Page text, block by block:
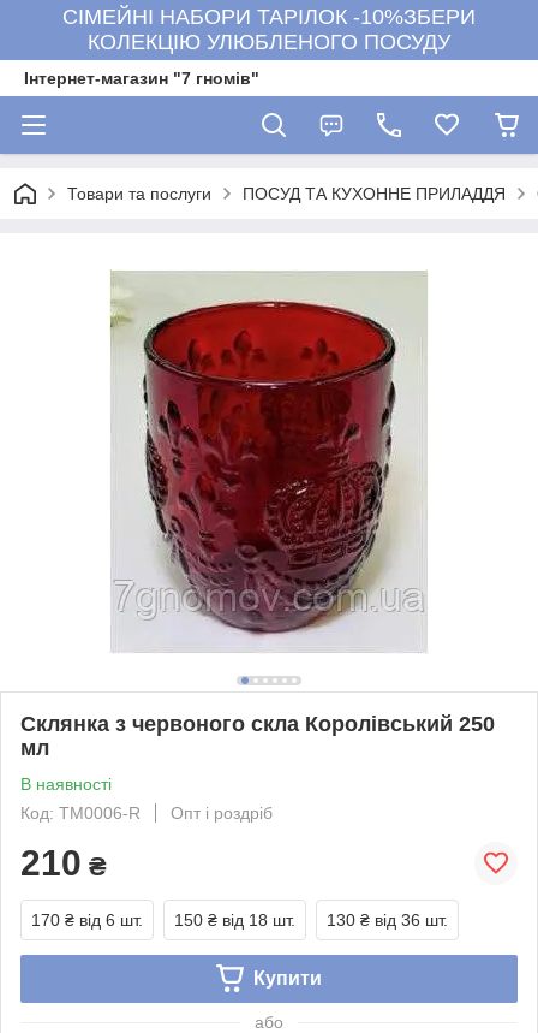
СІМЕЙНІ НАБОРИ ТАРІЛОК -10%ЗБЕРИ
КОЛЕКЦІЮ УЛЮБЛЕНОГО ПОСУДУ
Інтернет-магазин "7 гномів"
Товари та послуги ПОСУД ТА КУХОННЕ ПРИЛАДДЯ
Склянка з червоного скла Королівський 250
мл
В наявності
Код: TM0006-R
Опт і роздріб
210 ₴
170 ₴ від 6 шт. 150 ₴ від 18 шт. 130 ₴ від 36 шт.
Купити
або